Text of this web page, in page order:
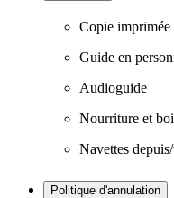
Copie imprimée
Guide en
Audioguide
Nourriture et
Navettes
Politique d'annulation